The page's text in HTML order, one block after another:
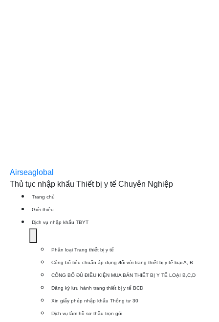
Airseaglobal
Thủ tục nhập khẩu Thiết bị y tế Chuyên Nghiệp
Trang chủ
Giới thiệu
Dịch vụ nhập khẩu TBYT
submenu
TBYT
Phân loại Trang thiết bị y tế
Công bố tiêu chuẩn áp dụng đối với trang thiết bị y tế loại A, B
CÔNG BỐ ĐỦ ĐIỀU KIỆN MUA BÁN THIẾT BỊ Y TẾ LOẠI B,C,D
Đăng ký lưu hành trang thiết bị y tế BCD
Xin giấy phép nhập khẩu Thông tư 30
Dịch vụ làm hồ sơ thầu trọn gói